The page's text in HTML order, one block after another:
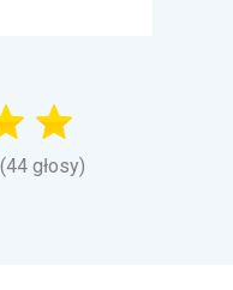
głosy)